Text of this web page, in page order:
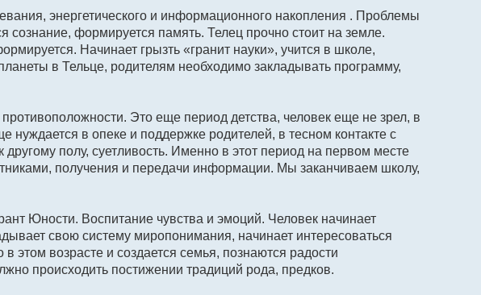
энергетического и информационного накопления . Проблемы
формируется память. Телец прочно стоит на земле.
Начинает грызть «гранит науки», учится в школе,
в Тельце, родителям необходимо закладывать программу,
Это еще период детства, человек еще не зрел, в
нуждается в опеке и поддержке родителей, в тесном контакте с
полу, суетливость. Именно в этот период на первом месте
получения и передачи информации. Мы заканчиваем школу,
Юности. Воспитание чувства и эмоций. Человек начинает
свою систему миропонимания, начинает интересоваться
возрасте и создается семья, познаются радости
происходить постижении традиций рода, предков.